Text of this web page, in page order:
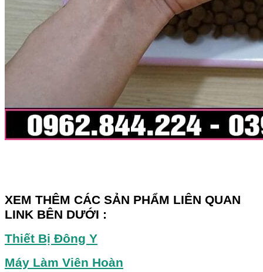
XEM THÊM CÁC SẢN PHẨM LIÊN QUAN
LINK BÊN DƯỚI :
Thiết Bị Đông Y
Máy Làm Viên Hoàn